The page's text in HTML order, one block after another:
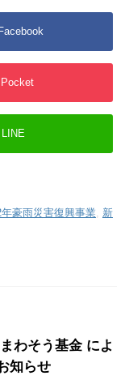
Facebook
Pocket
LINE
豪雨災害復興事業
新
わそう基金 によ
知らせ